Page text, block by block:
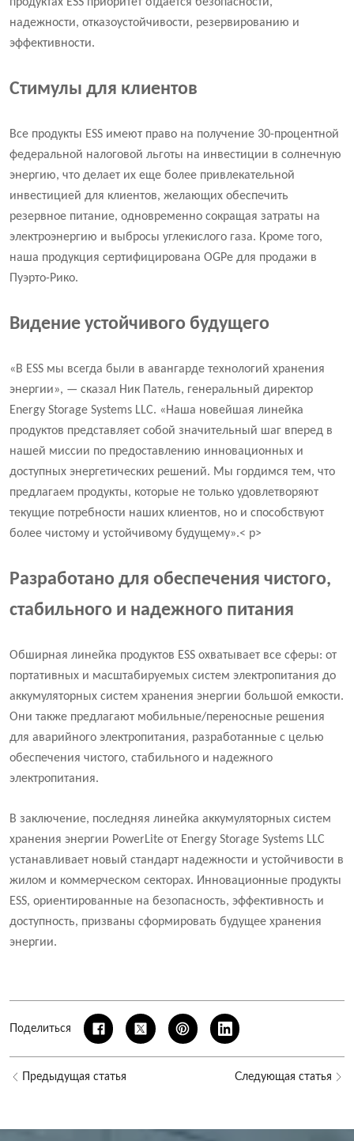
надежности, отказоустойчивости, резервированию и
эффективности.
Стимулы для клиентов
Все продукты ESS имеют право на получение 30-процентной
федеральной налоговой льготы на инвестиции в солнечную
энергию, что делает их еще более привлекательной
инвестицией для клиентов, желающих обеспечить
резервное питание, одновременно сокращая затраты на
электроэнергию и выбросы углекислого газа. Кроме того,
наша продукция сертифицирована OGPe для продажи в
Пуэрто-Рико.
Видение устойчивого будущего
«В ESS мы всегда были в авангарде технологий хранения
энергии», — сказал Ник Патель, генеральный директор
Energy Storage Systems LLC. «Наша новейшая линейка
продуктов представляет собой значительный шаг вперед в
нашей миссии по предоставлению инновационных и
доступных энергетических решений. Мы гордимся тем, что
предлагаем продукты, которые не только удовлетворяют
текущие потребности наших клиентов, но и способствуют
более чистому и устойчивому будущему».< р>
Разработано для обеспечения чистого,
стабильного и надежного питания
Обширная линейка продуктов ESS охватывает все сферы: от
портативных и масштабируемых систем электропитания до
аккумуляторных систем хранения энергии большой емкости.
Они также предлагают мобильные/переносные решения
для аварийного электропитания, разработанные с целью
обеспечения чистого, стабильного и надежного
электропитания.
В заключение, последняя линейка аккумуляторных систем
хранения энергии PowerLite от Energy Storage Systems LLC
устанавливает новый стандарт надежности и устойчивости в
жилом и коммерческом секторах. Инновационные продукты
ESS, ориентированные на безопасность, эффективность и
доступность, призваны сформировать будущее хранения
энергии.
Поделиться
Предыдущая статья Следующая статья